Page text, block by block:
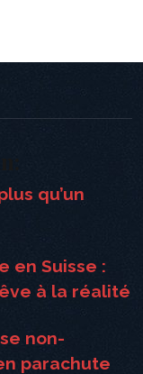
qu’un
en Suisse :
à la réalité
non-
parachute